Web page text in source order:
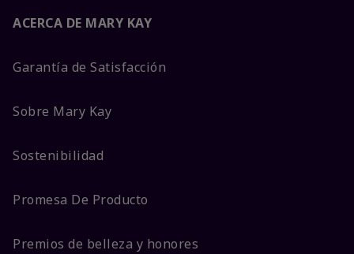
ACERCA DE MARY KAY
Garantía de Satisfacción
Sobre Mary Kay
Sostenibilidad
Promesa De Producto
Premios de belleza y honores